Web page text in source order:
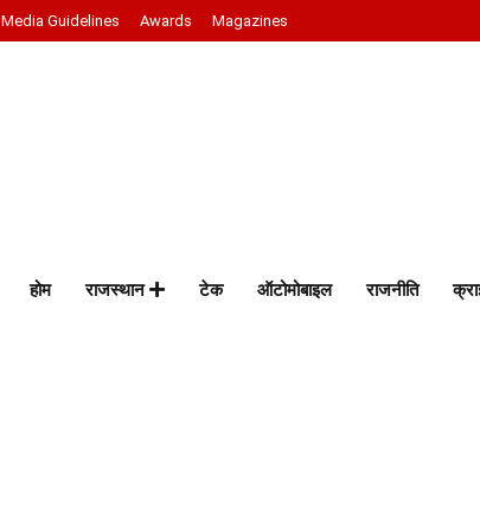
Media Guidelines Awards Magazines
होम राजस्थान टेक ऑटोमोबाइल राजनीति